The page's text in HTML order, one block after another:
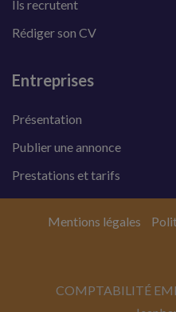
Ils recrutent
Rédiger son CV
Entreprises
Présentation
Publier une annonce
Prestations et tarifs
COMPTABILITÉ
Mentions légales